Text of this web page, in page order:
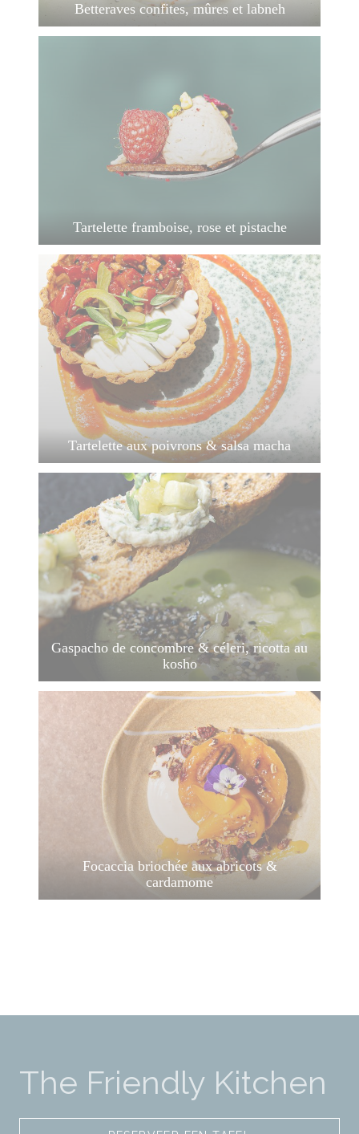
Betteraves confites, mûres et labneh
Tartelette framboise, rose et pistache
Tartelette aux poivrons & salsa macha
Gaspacho de concombre & céleri, ricotta au
kosho
Focaccia briochée aux abricots &
cardamome
The Friendly Kitchen